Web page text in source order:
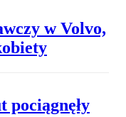
w Volvo,
pociągnęły